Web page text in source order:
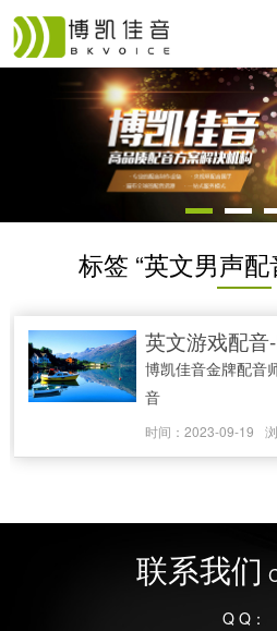
标签 “英文男声
英文游戏配音
博凯佳音金牌配音
音
时间：2023-09-19
联系我们
Q Q：